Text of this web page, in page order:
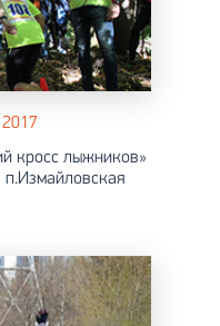
кросс лыжников»
п.Измайловская